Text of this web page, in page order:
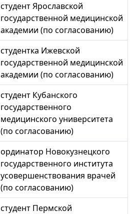
студент Ярославской
государственной медицинской
академии (по согласованию)
студентка Ижевской
государственной медицинской
академии (по согласованию)
студент Кубанского
государственного
медицинского университета
(по согласованию)
ординатор Новокузнецкого
государственного института
усовершенствования врачей
(по согласованию)
студент Пермской